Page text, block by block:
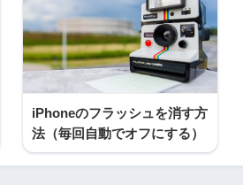
iPhoneのフラッシュを消す方
法（毎回自動でオフにする）